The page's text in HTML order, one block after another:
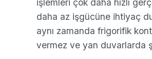
işlemleri çok daha hızlı
daha az işgücüne ihtiyaç
aynı zamanda frigorifik
vermez ve yan duvarlarda